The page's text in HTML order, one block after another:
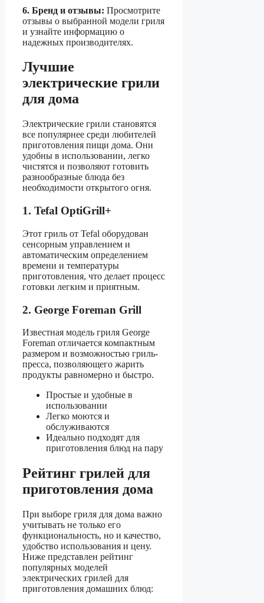
6. Бренд и отзывы: Просмотрите
отзывы о выбранной модели гриля
и узнайте информацию о
надежных производителях.
Лучшие
электрические грили
для дома
Электрические грили становятся
все популярнее среди любителей
приготовления пищи дома. Они
удобны в использовании, легко
чистятся и позволяют готовить
разнообразные блюда без
необходимости открытого огня.
1. Tefal OptiGrill+
Этот гриль от Tefal оборудован
сенсорным управлением и
автоматическим определением
времени и температуры
приготовления, что делает процесс
готовки легким и приятным.
2. George Foreman Grill
Известная модель гриля George
Foreman отличается компактным
размером и возможностью гриль-
пресса, позволяющего жарить
продукты равномерно и быстро.
Простые и удобные в
использовании
Легко моются и
обслуживаются
Идеально подходят для
приготовления блюд на пару
Рейтинг грилей для
приготовления дома
При выборе гриля для дома важно
учитывать не только его
функциональность, но и качество,
удобство использования и цену.
Ниже представлен рейтинг
популярных моделей
электрических грилей для
приготовления домашних блюд: